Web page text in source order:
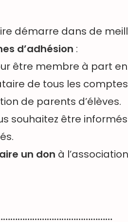
démarre dans de
d’adhésion :
être membre à part
de tous les
de parents d’élèves.
souhaitez être
un don à